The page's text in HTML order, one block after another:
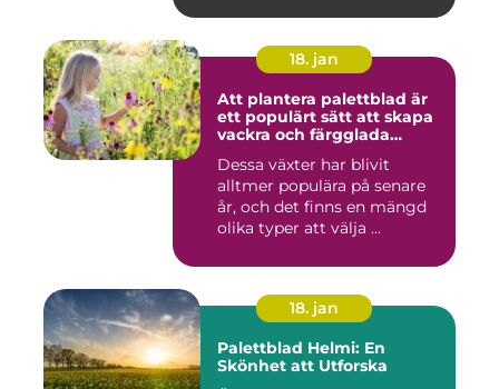
18. jan
Att plantera palettblad är
ett populärt sätt att skapa
vackra och färgglada
inomhusmiljöer
Dessa växter har blivit
alltmer populära på senare
år, och det finns en mängd
olika typer att välja ...
18. jan
Palettblad Helmi: En
Skönhet att Utforska